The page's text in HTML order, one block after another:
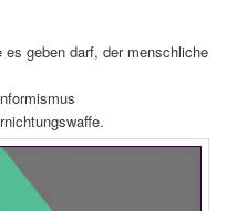
geben darf, der menschliche